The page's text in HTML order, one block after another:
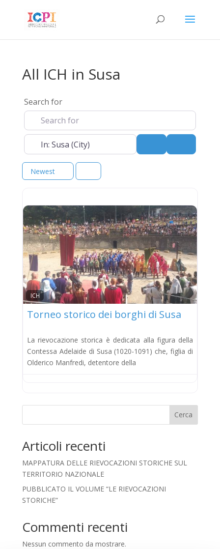
All ICH in Susa
Search for
Near
Newest
ICH
Torneo storico dei borghi di Susa
La rievocazione storica è dedicata alla figura della
Contessa Adelaide di Susa (1020-1091) che, figlia di
Olderico Manfredi, detentore della
Cerca
Articoli recenti
MAPPATURA DELLE RIEVOCAZIONI STORICHE SUL
TERRITORIO NAZIONALE
PUBBLICATO IL VOLUME “LE RIEVOCAZIONI
STORICHE”
Commenti recenti
Nessun commento da mostrare.